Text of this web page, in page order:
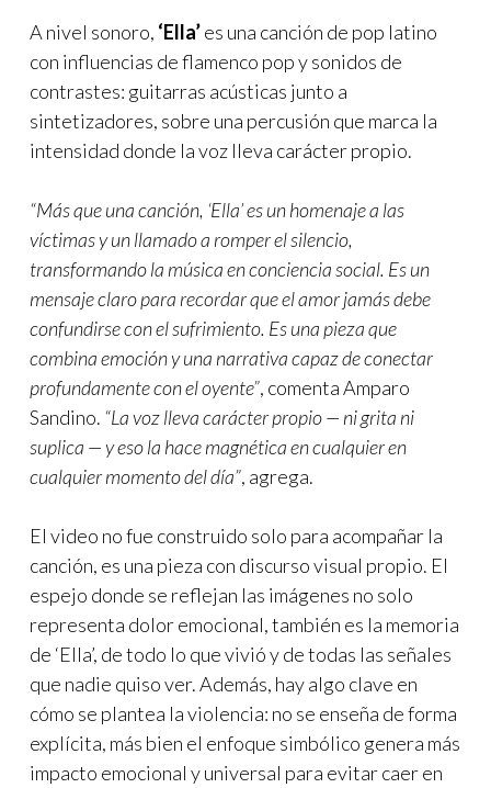
A nivel sonoro, ‘Ella’es una canción de pop latino
con influencias de flamenco pop y sonidos de
contrastes: guitarras acústicas junto a
sintetizadores, sobre una percusión que marca la
intensidad donde la voz lleva carácter propio.
“Más que una canción, ‘Ella’ es un homenaje a las
víctimas y un llamado a romper el silencio,
transformando la música en conciencia social. Es un
mensaje claro para recordar que el amor jamás debe
confundirse con el sufrimiento. Es una pieza que
combina emoción y una narrativa capaz de conectar
profundamente con el oyente”, comenta Amparo
Sandino. “La voz lleva carácter propio — ni grita ni
suplica — y eso la hace magnética en cualquier en
cualquier momento del día”, agrega.
El video no fue construido solo para acompañar la
canción, es una pieza con discurso visual propio. El
espejo donde se reflejan las imágenes no solo
representa dolor emocional, también es la memoria
de ‘Ella’, de todo lo que vivió y de todas las señales
que nadie quiso ver. Además, hay algo clave en
cómo se plantea la violencia: no se enseña de forma
explícita, más bien el enfoque simbólico genera más
impacto emocional y universal para evitar caer en